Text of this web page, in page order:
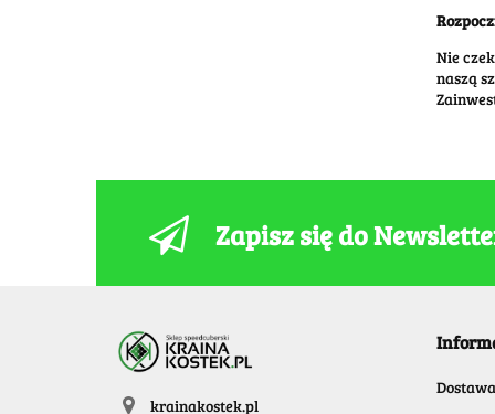
Nie
naszą
Zapisz się do
krainakostek.pl
Dostawa